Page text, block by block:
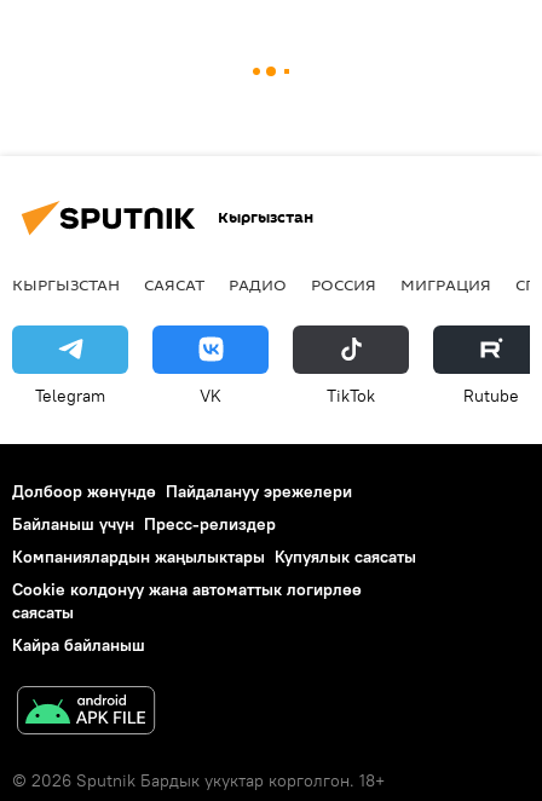
Кыргызстан
КЫРГЫЗСТАН САЯСАТ РАДИО РОССИЯ МИГРАЦИЯ
Telegram VK ТikТоk Rutube
Долбоор жөнүндө Пайдалануу эрежелери
Байланыш үчүн Пресс-релиздер
Компаниялардын жаңылыктары Купуялык саясаты
Cookie колдонуу жана автоматтык логирлөө
саясаты
Кайра байланыш
© 2026 Sputnik Бардык укуктар корголгон. 18+